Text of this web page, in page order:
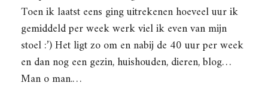
Toen ik laatst eens ging uitrekenen hoeveel uur ik
gemiddeld per week werk viel ik even van mijn
stoel :’) Het ligt zo om en nabij de 40 uur per week
en dan nog een gezin, huishouden, dieren, blog…
Man o man.…